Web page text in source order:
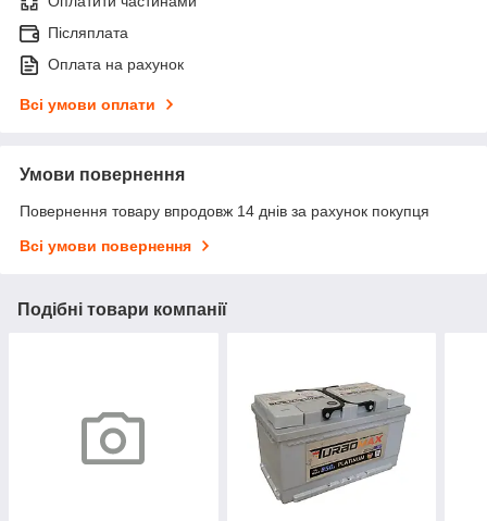
Післяплата
Оплата на рахунок
Всі умови оплати
Умови повернення
Повернення товару впродовж 14 днів за рахунок покупця
Всі умови повернення
Подібні товари компанії